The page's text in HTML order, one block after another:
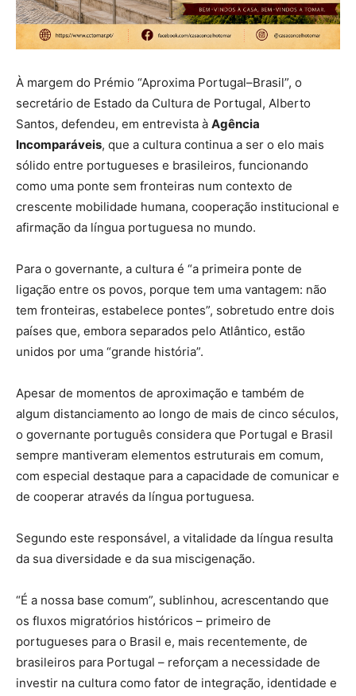
À margem do Prémio “Aproxima Portugal–Brasil”, o
secretário de Estado da Cultura de Portugal, Alberto
Santos, defendeu, em entrevista à Agência
Incomparáveis, que a cultura continua a ser o elo mais
sólido entre portugueses e brasileiros, funcionando
como uma ponte sem fronteiras num contexto de
crescente mobilidade humana, cooperação institucional e
afirmação da língua portuguesa no mundo.
Para o governante, a cultura é “a primeira ponte de
ligação entre os povos, porque tem uma vantagem: não
tem fronteiras, estabelece pontes”, sobretudo entre dois
países que, embora separados pelo Atlântico, estão
unidos por uma “grande história”.
Apesar de momentos de aproximação e também de
algum distanciamento ao longo de mais de cinco séculos,
o governante português considera que Portugal e Brasil
sempre mantiveram elementos estruturais em comum,
com especial destaque para a capacidade de comunicar e
de cooperar através da língua portuguesa.
Segundo este responsável, a vitalidade da língua resulta
da sua diversidade e da sua miscigenação.
“É a nossa base comum”, sublinhou, acrescentando que
os fluxos migratórios históricos – primeiro de
portugueses para o Brasil e, mais recentemente, de
brasileiros para Portugal – reforçam a necessidade de
investir na cultura como fator de integração, identidade e